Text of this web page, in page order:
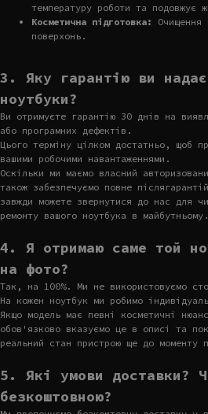
температуру роботи та подовжує
Косметична підготовка:
Очищення
поверхонь.
3. Яку гарантію ви
ноутбуки?
Ви отримуєте гарантію 30 днів на
або програмних дефектів.
Цього терміну цілком достатньо, щоб
вашими робочими навантаженнями.
Оскільки ми маємо власний
також забезпечуємо повне
завжди можете звернутися до нас для
ремонту вашого ноутбука в майбутньому.
4. Я отримаю саме той
на фото?
Так, на 100%. Ми не використовуємо
На кожен ноутбук ми робимо
Якщо модель має певні косметичні
обов'язково вказуємо це в описі та
реальний стан пристрою ще до моменту
5. Які умови доставки?
безкоштовною?